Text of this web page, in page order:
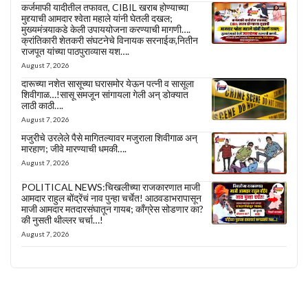
कर्जमाफी यादीतील तफावत, CIBIL खराब होण्याच्या
मुद्द्याची आमदार श्वेता महाले यांनी घेतली दखल;
मुख्यमंत्र्याकडे केली उपाययोजना करण्याची मागणी….
क्रांतिकारी शेतकरी संघटनेचे विनायक सरनाईक,नितीन
राजपूत यांच्या पाठपुराव्यास यश….
August 7, 2026
दारूच्या नशेत सासूच्या घरासमोर येऊन पत्नी व सासूला
शिवीगाळ…!सासू समजून सांगायला गेली अन् डोक्यात
लाठी काठी….
August 7, 2026
मजुरीचे उरलेले पैसे मागितल्यावर मजुराला शिवीगाळ अन्
मारहाण; जीवे मारण्याची धमकी….
August 7, 2026
POLITICAL NEWS:चिखलीच्या राजकारणात माजी
आमदार राहुल बोंद्रेंचं नाव पुन्हा चर्चेत! आठवडाभरापासून
माजी आमदार मतदारसंघातून गायब; काँग्रेस सोडणार का?
की नुसती थील्लर चर्चा…!
August 7, 2026